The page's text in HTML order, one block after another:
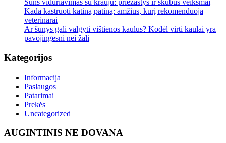
Šuns viduriavimas su krauju: priežastys ir skubūs veiksmai
Kada kastruoti katiną patiną: amžius, kurį rekomenduoja
veterinarai
Ar šunys gali valgyti vištienos kaulus? Kodėl virti kaulai yra
pavojingesni nei žali
Kategorijos
Informacija
Paslaugos
Patarimai
Prekės
Uncategorized
AUGINTINIS NE DOVANA